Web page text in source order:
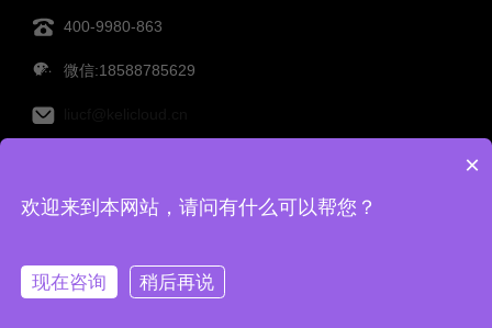
400-9980-863
微信:18588785629
MES管理系统 设备管理系统 透明工厂
2022001416号-2|网站地图
×
欢迎来到本网站，请问有什么可以帮您？
现在咨询 稍后再说